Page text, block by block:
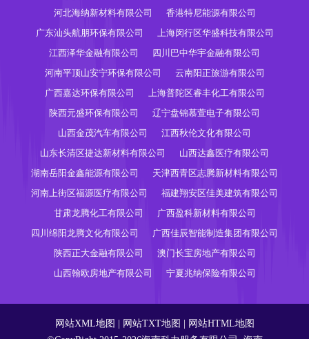
河北海纳新材料有限公司
香港特尼能源有限公司
广东汕头航朋环保有限公司
上海闵行区华盛科技有限公司
江西泽华金融有限公司
四川巴中华宇金融有限公司
河南平顶山安宁环保有限公司
云南阳正旅游有限公司
广西嘉达环保有限公司
上海普陀区睿丰化工有限公司
陕西元盛环保有限公司
辽宁盘锦慕萱电子有限公司
山西金茂汽车有限公司
江西秋伦文化有限公司
山东长清区捷达新材料有限公司
山西达鑫医疗有限公司
湖南岳阳金鑫能源有限公司
天津西青区志腾新材料有限公司
河南上街区福源医疗有限公司
福建翔安区佳美建筑有限公司
甘肃龙腾化工有限公司
广西盈科新材料有限公司
四川绵阳龙腾文化有限公司
广西佳辰智能制造集团有限公司
陕西正大金融有限公司
澳门长宝房地产有限公司
山西翰欧房地产有限公司
宁夏兆纳保险有限公司
网站XML地图 网站TXT地图
网站HTML地图